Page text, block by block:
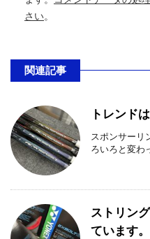
さい。
関連記事
トレンド
スポンサーリ
ろいろと変わ
ストリン
ています。